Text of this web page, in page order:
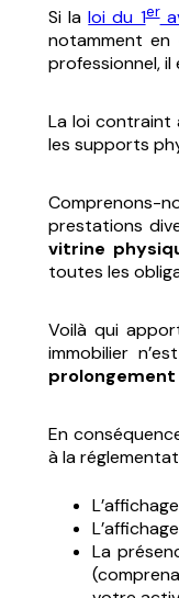
Si laloi du 1er
notamment
professionnel,
La loi contraint
les supports
Comprenons-
prestations
vitrine
toutes les
Voilà qui
immobilier
En
à la
La